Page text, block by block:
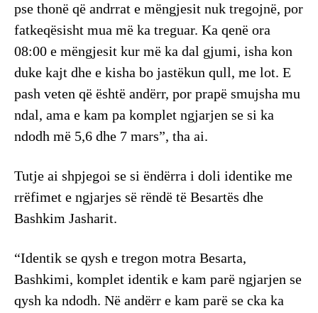
pse thonë që andrrat e mëngjesit nuk tregojnë, por
fatkeqësisht mua më ka treguar. Ka qenë ora
08:00 e mëngjesit kur më ka dal gjumi, isha kon
duke kajt dhe e kisha bo jastëkun qull, me lot. E
pash veten që është andërr, por prapë smujsha mu
ndal, ama e kam pa komplet ngjarjen se si ka
ndodh më 5,6 dhe 7 mars”, tha ai.
Tutje ai shpjegoi se si ëndërra i doli identike me
rrëfimet e ngjarjes së rëndë të Besartës dhe
Bashkim Jasharit.
“Identik se qysh e tregon motra Besarta,
Bashkimi, komplet identik e kam parë ngjarjen se
qysh ka ndodh. Në andërr e kam parë se cka ka